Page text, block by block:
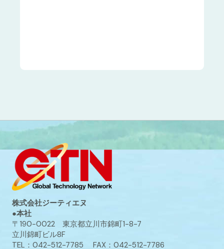
株式会社ジーティエヌ
●本社
〒190-0022 東京都立川市錦町1-8-7
立川錦町ビル8F
TEL：042-512-7785 FAX：042-512-7786